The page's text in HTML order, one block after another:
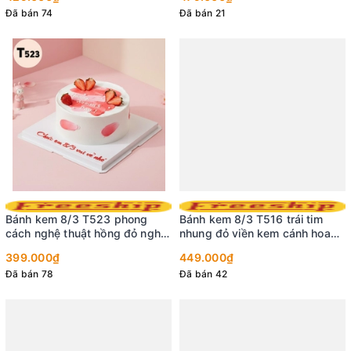
Đã bán 74
Bánh kem 8/3 T523 phong
cách nghệ thuật hồng đỏ nghệ
399.000₫
Đã bán 78
Đã bán 21
Bánh kem 8/3 T516 trái tim
nhung đỏ viền kem cánh hoa
449.000₫
Đã bán 42